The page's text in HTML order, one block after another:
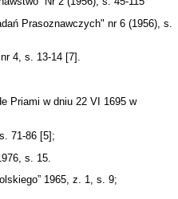
Prasoznawczych" nr 6 (1956), s.
4, s. 13-14 [7].
Priami w dniu 22 VI 1695 w
71-86 [5];
s. 15.
1965, z. 1, s. 9;